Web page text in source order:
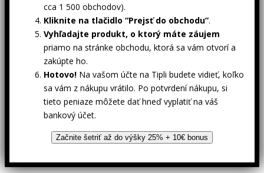
cca 1 500 obchodov).
Kliknite na tlačidlo “Prejsť do obchodu”.
Vyhľadajte produkt, o ktorý máte záujem
priamo na stránke obchodu, ktorá sa vám otvorí a
zakúpte ho.
Hotovo! Na vašom účte na Tipli budete vidieť, koľko
sa vám z nákupu vrátilo. Po potvrdení nákupu, si
tieto peniaze môžete dať hneď vyplatiť na váš
bankový účet.
Začnite šetriť až do výšky 25% + 10€ bonus